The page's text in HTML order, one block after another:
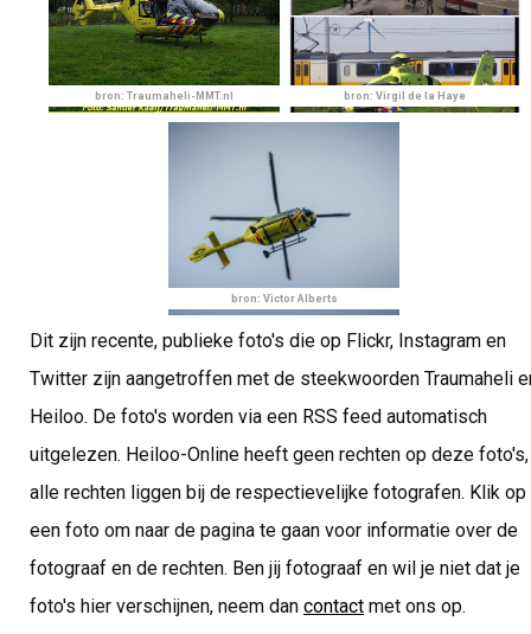
bron: Traumaheli-MMT.nl bron: Virgil de la Haye
bron: Victor Alberts
Dit zijn recente, publieke foto's die op Flickr, Instagram en
Twitter zijn aangetroffen met de steekwoorden Traumaheli
Heiloo. De foto's worden via een RSS feed automatisch
uitgelezen. Heiloo-Online heeft geen rechten op deze foto's,
alle rechten liggen bij de respectievelijke fotografen. Klik op
een foto om naar de pagina te gaan voor informatie over de
fotograaf en de rechten. Ben jij fotograaf en wil je niet dat je
foto's hier verschijnen, neem dan contactmet ons op.